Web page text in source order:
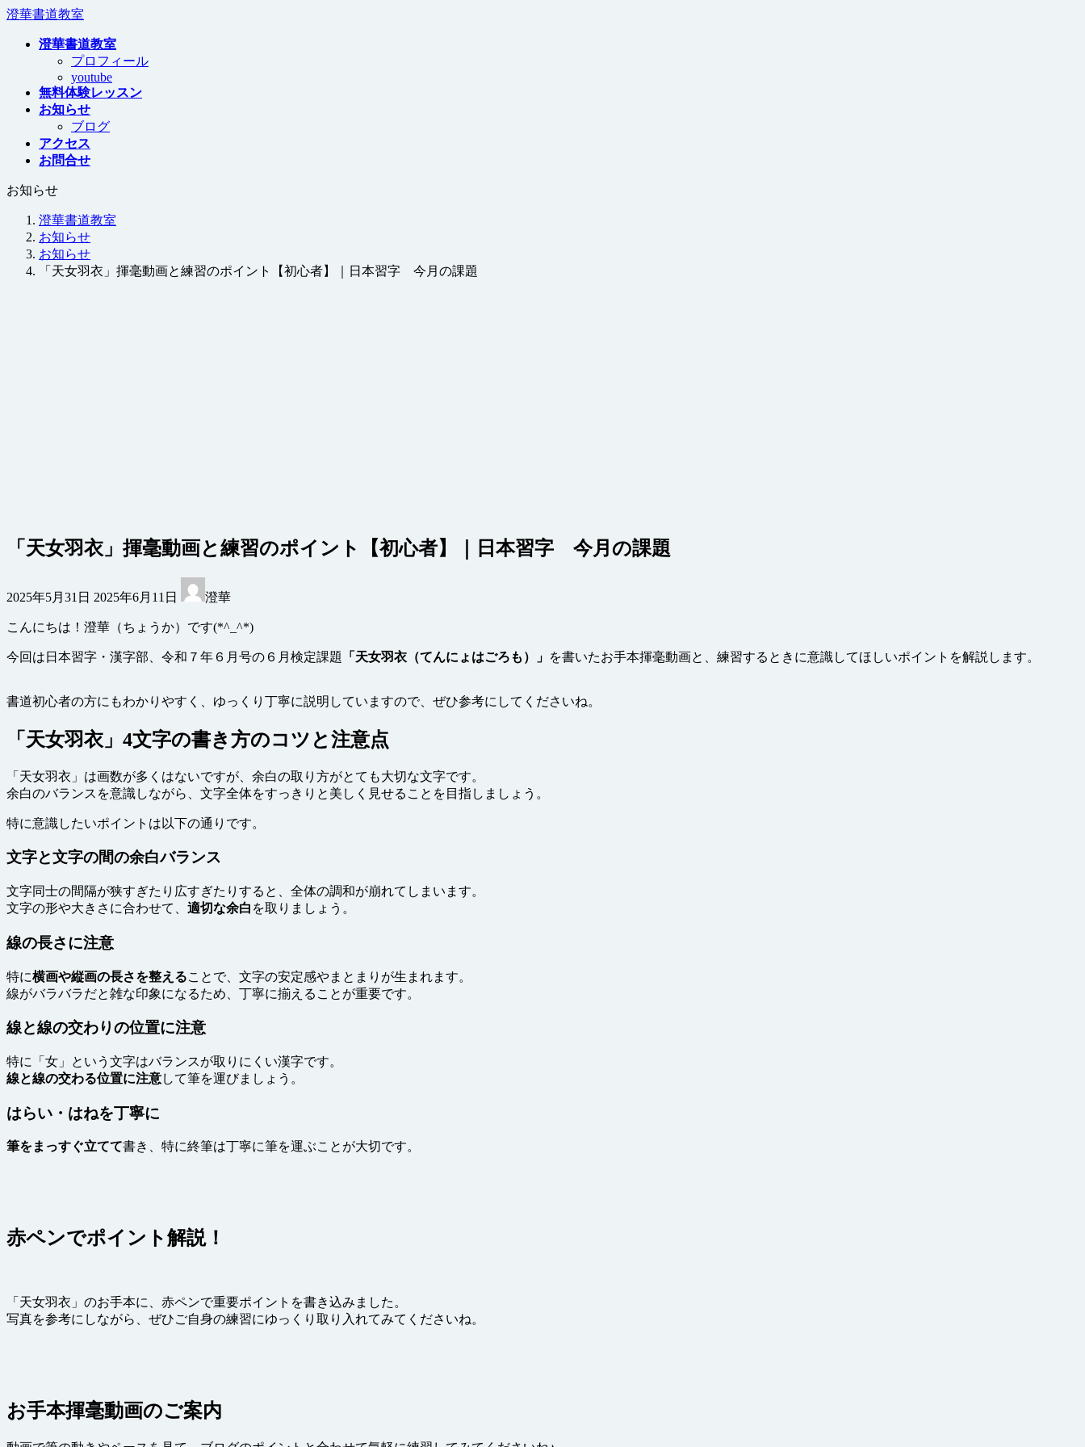
コ
ナ
澄華書道教室
澄華書道教室
プロフィール
youtube
無料体験レッスン
お知らせ
ブログ
アクセス
お問合せ
お知らせ
澄華書道教室
お知らせ
お知らせ
「天女羽衣」揮毫動画と練習のポイント【初心者】｜日本習字 今月の課題
「天女羽衣」揮毫動画と練習のポイント【初心者】｜日本習字 今月の課題
2025年5月31日 終
更
新
日
2025年6月11日 澄華
こんにちは！澄華（ちょうか）です(*^_^*)
今回は日本習字・漢字部、令和７年６月号の６月検定課題 「天女羽衣（てんにょはごろも）」 を書いたお手本揮毫動画と、練習するときに意識してほしいポイントを解説します。
書道初心者の方にもわかりやすく、ゆっくり丁寧に説明していますので、ぜひ参考にしてくださいね。
「天女羽衣」4文字の書き方のコツと注意点
「天女羽衣」は画数が多くはないですが、余白の取り方がとても大切な文字です。
余白のバランスを意識しながら、文字全体をすっきりと美しく見せることを目指しましょう。
特に意識したいポイントは以下の通りです。
文字と文字の間の余白バランス
文字同士の間隔が狭すぎたり広すぎたりすると、全体の調和が崩れてしまいます。
文字の形や大きさに合わせて、 適切な余白 を取りましょう。
線の長さに注意
特に横画や縦画の長さを整えることで、文字の安定感やまとまりが生まれます。
線がバラバラだと雑な印象になるため、丁寧に揃えることが重要です。
線と線の交わりの位置に注意
特に「女」という文字はバランスが取りにくい漢字です。
線と線の交わる位置に注意して筆を運びましょう。
はらい・はねを丁寧に
筆をまっすぐ立てて書き、特に終筆は丁寧に筆を運ぶことが大切です。
赤ペンでポイント解説！
「天女羽衣」のお手本に、赤ペンで重要ポイントを書き込みました。
写真を参考にしながら、ぜひご自身の練習にゆっくり取り入れてみてくださいね。
お手本揮毫動画のご案内